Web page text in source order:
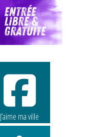
J’aime ma ville